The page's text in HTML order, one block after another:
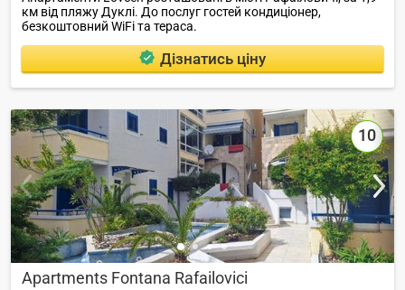
км від пляжу Дуклі. До послуг гостей кондиціонер,
безкоштовний WiFi та тераса.
Дізнатись ціну
10
Apartments Fontana Rafailovici